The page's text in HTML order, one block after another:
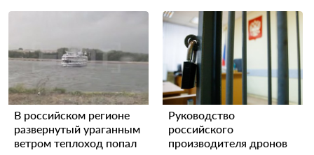
В российском регионе
развернутый ураганным
ветром теплоход попал
Руководство
российского
производителя дронов